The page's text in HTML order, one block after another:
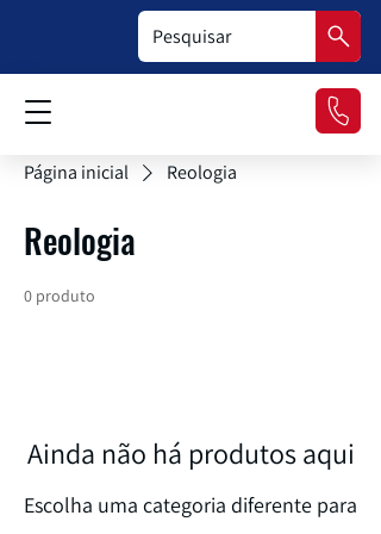
Página inicial Reologia
Reologia
0 produto
Ainda não há produtos aqui
Escolha uma categoria diferente para